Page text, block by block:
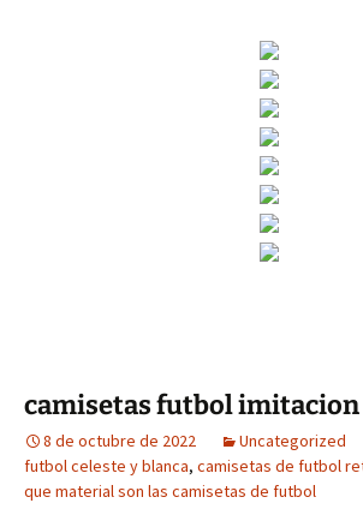
camisetas futbol imitacion
8 de octubre de 2022 Uncategorized
futbol celeste y blanca, camisetas de futbol
que material son las camisetas de futbol